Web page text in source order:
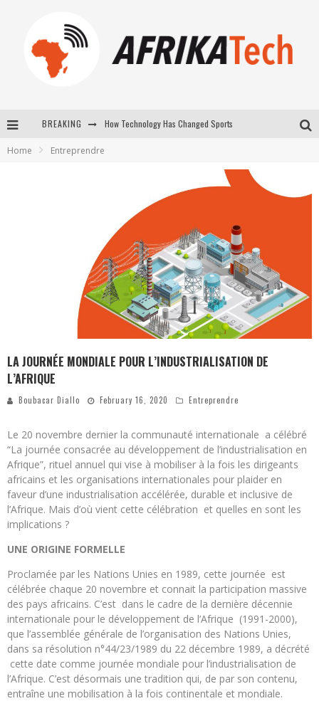
BREAKING
La Révolution Silencieuse : Quand Les Entrepreneurs Africains Décident de ne Plus se Taire
Home Entreprendre
LA JOURNÉE MONDIALE POUR L’INDUSTRIALISATION DE
L’AFRIQUE
Boubacar Diallo February 16, 2020 Entreprendre
Le 20 novembre dernier la communauté internationale a célébré
“La journée consacrée au développement de l’industrialisation en
Afrique”, rituel annuel qui vise à mobiliser à la fois les dirigeants
africains et les organisations internationales pour plaider en
faveur d’une industrialisation accélérée, durable et inclusive de
l’Afrique. Mais d’où vient cette célébration et quelles en sont les
implications ?
UNE ORIGINE FORMELLE
Proclamée par les Nations Unies en 1989, cette journée est
célébrée chaque 20 novembre et connait la participation massive
des pays africains. C’est dans le cadre de la dernière décennie
internationale pour le développement de l’Afrique (1991-2000),
que l’assemblée générale de l’organisation des Nations Unies,
dans sa résolution n°44/23/1989 du 22 décembre 1989, a décrété
cette date comme journée mondiale pour l’industrialisation de
l’Afrique. C’est désormais une tradition qui, de par son contenu,
entraîne une mobilisation à la fois continentale et mondiale.